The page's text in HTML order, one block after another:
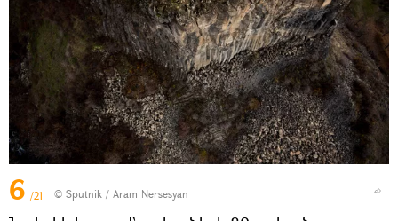
6 /21 © Sputnik / Aram Nersesyan